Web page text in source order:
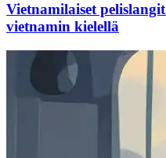
Vietnamilaiset
vietnamin kielellä